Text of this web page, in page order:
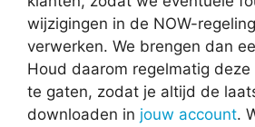
wijzigingen in de NOW-
verwerken. We brengen dan
Houd daarom regelmatig
te gaten, zodat je altijd de
downloaden in jouw account.